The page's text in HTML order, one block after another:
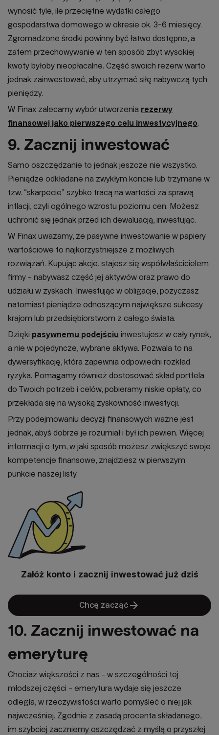
wynosić tyle, ile przeciętne wydatki całego
gospodarstwa domowego w okresie ok. 3-6 miesięcy.
Zgromadzone środki powinny być łatwo dostępne, a
zatem przechowywanie w ten sposób zbyt wysokiej
kwoty byłoby nieopłacalne. Część swoich rezerw warto
jednak zainwestować, aby utrzymać siłę nabywczą tych
pieniędzy.
W Finax zalecamy wybór utworzenia rezerwy
finansowej jako pierwszego celu inwestycyjnego.
9. Zacznij inwestować
Samo oszczędzanie to jednak jeszcze nie wszystko.
Pieniądze odkładane na zwykłym koncie lub trzymane w
tzw. “skarpecie” szybko tracą na wartości za sprawą
inflacji, czyli ogólnego wzrostu poziomu cen. Możesz
uchronić się jednak przed ich dewaluacją, inwestując.
W Finax uważamy, że pasywne inwestowanie w papiery
wartościowe to najkorzystniejsze z możliwych
rozwiązań. Kupując akcje, stajesz się współwłaścicielem
firmy - nabywasz część jej aktywów oraz prawo do
udziału w zyskach. Inwestując w obligacje, pożyczasz
natomiast pieniądze odnoszącym największe sukcesy
krajom lub przedsiębiorstwom z całego świata.
Dzięki pasywnemu podejściu inwestujesz w cały rynek,
a nie w pojedyncze, wybrane aktywa. Pozwala to na
dywersyfikację, która zapewnia odpowiedni rozkład
ryzyka. Pomagamy również dostosować skład portfela
do Twoich potrzeb i celów, pobieramy niskie opłaty, co
przekłada się na wysoką zyskowność inwestycji.
Przy podejmowaniu decyzji finansowych ważne jest
jednak, abyś dobrze je rozumiał i był ich pewien. Więcej
informacji o tym, w jaki sposób możesz zwiększyć swoje
kompetencje finansowe, znajdziesz w pierwszym
punkcie naszej listy.
Załóż konto i zacznij inwestować już dziś
Chcę zacząć arrow_forward
10. Zacznij inwestować na
emeryturę
Chociaż większości z nas - w szczególności tej
młodszej części - emerytura wydaje się jeszcze
odległa, w rzeczywistości warto pomyśleć o niej jak
najwcześniej. Zgodnie z zasadą procenta składanego,
im szybciej zaczniemy oszczędzać z myślą o przyszłej